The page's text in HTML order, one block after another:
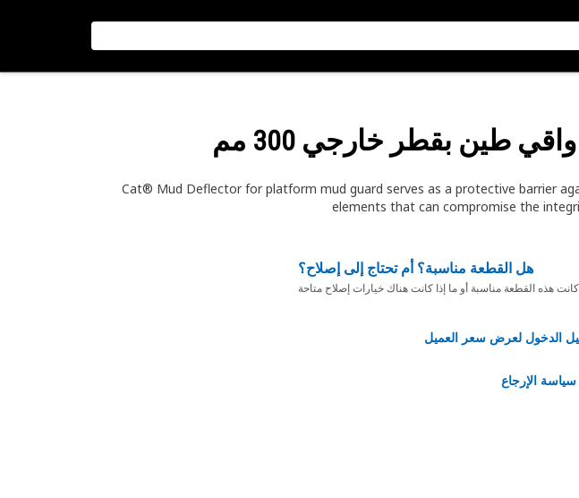
طين بقطر خارجي 300 مم
Cat® Mud Deflector for platform mud guard serves as a protective barrier
elements that can compromise the
هل القطعة مناسبة؟ أم تحتاج إلى إصلاح؟
هذه القطعة مناسبة أو ما إذا كانت هناك خيارات إصلاح متاحة
الدخول لعرض سعر العميل
سياسة الإرجاع